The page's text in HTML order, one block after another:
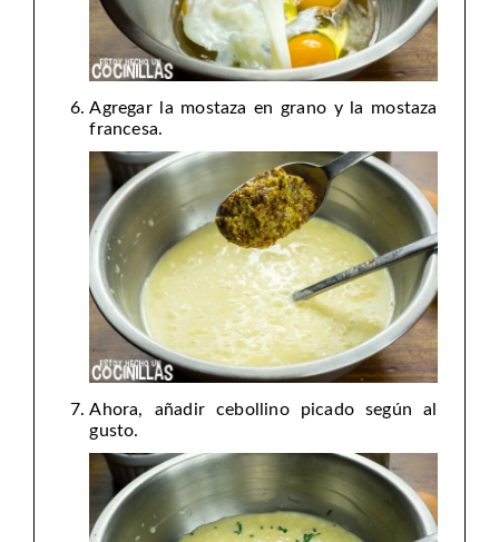
Agregar la mostaza en grano y la mostaza
francesa.
Ahora, añadir cebollino picado según al
gusto.